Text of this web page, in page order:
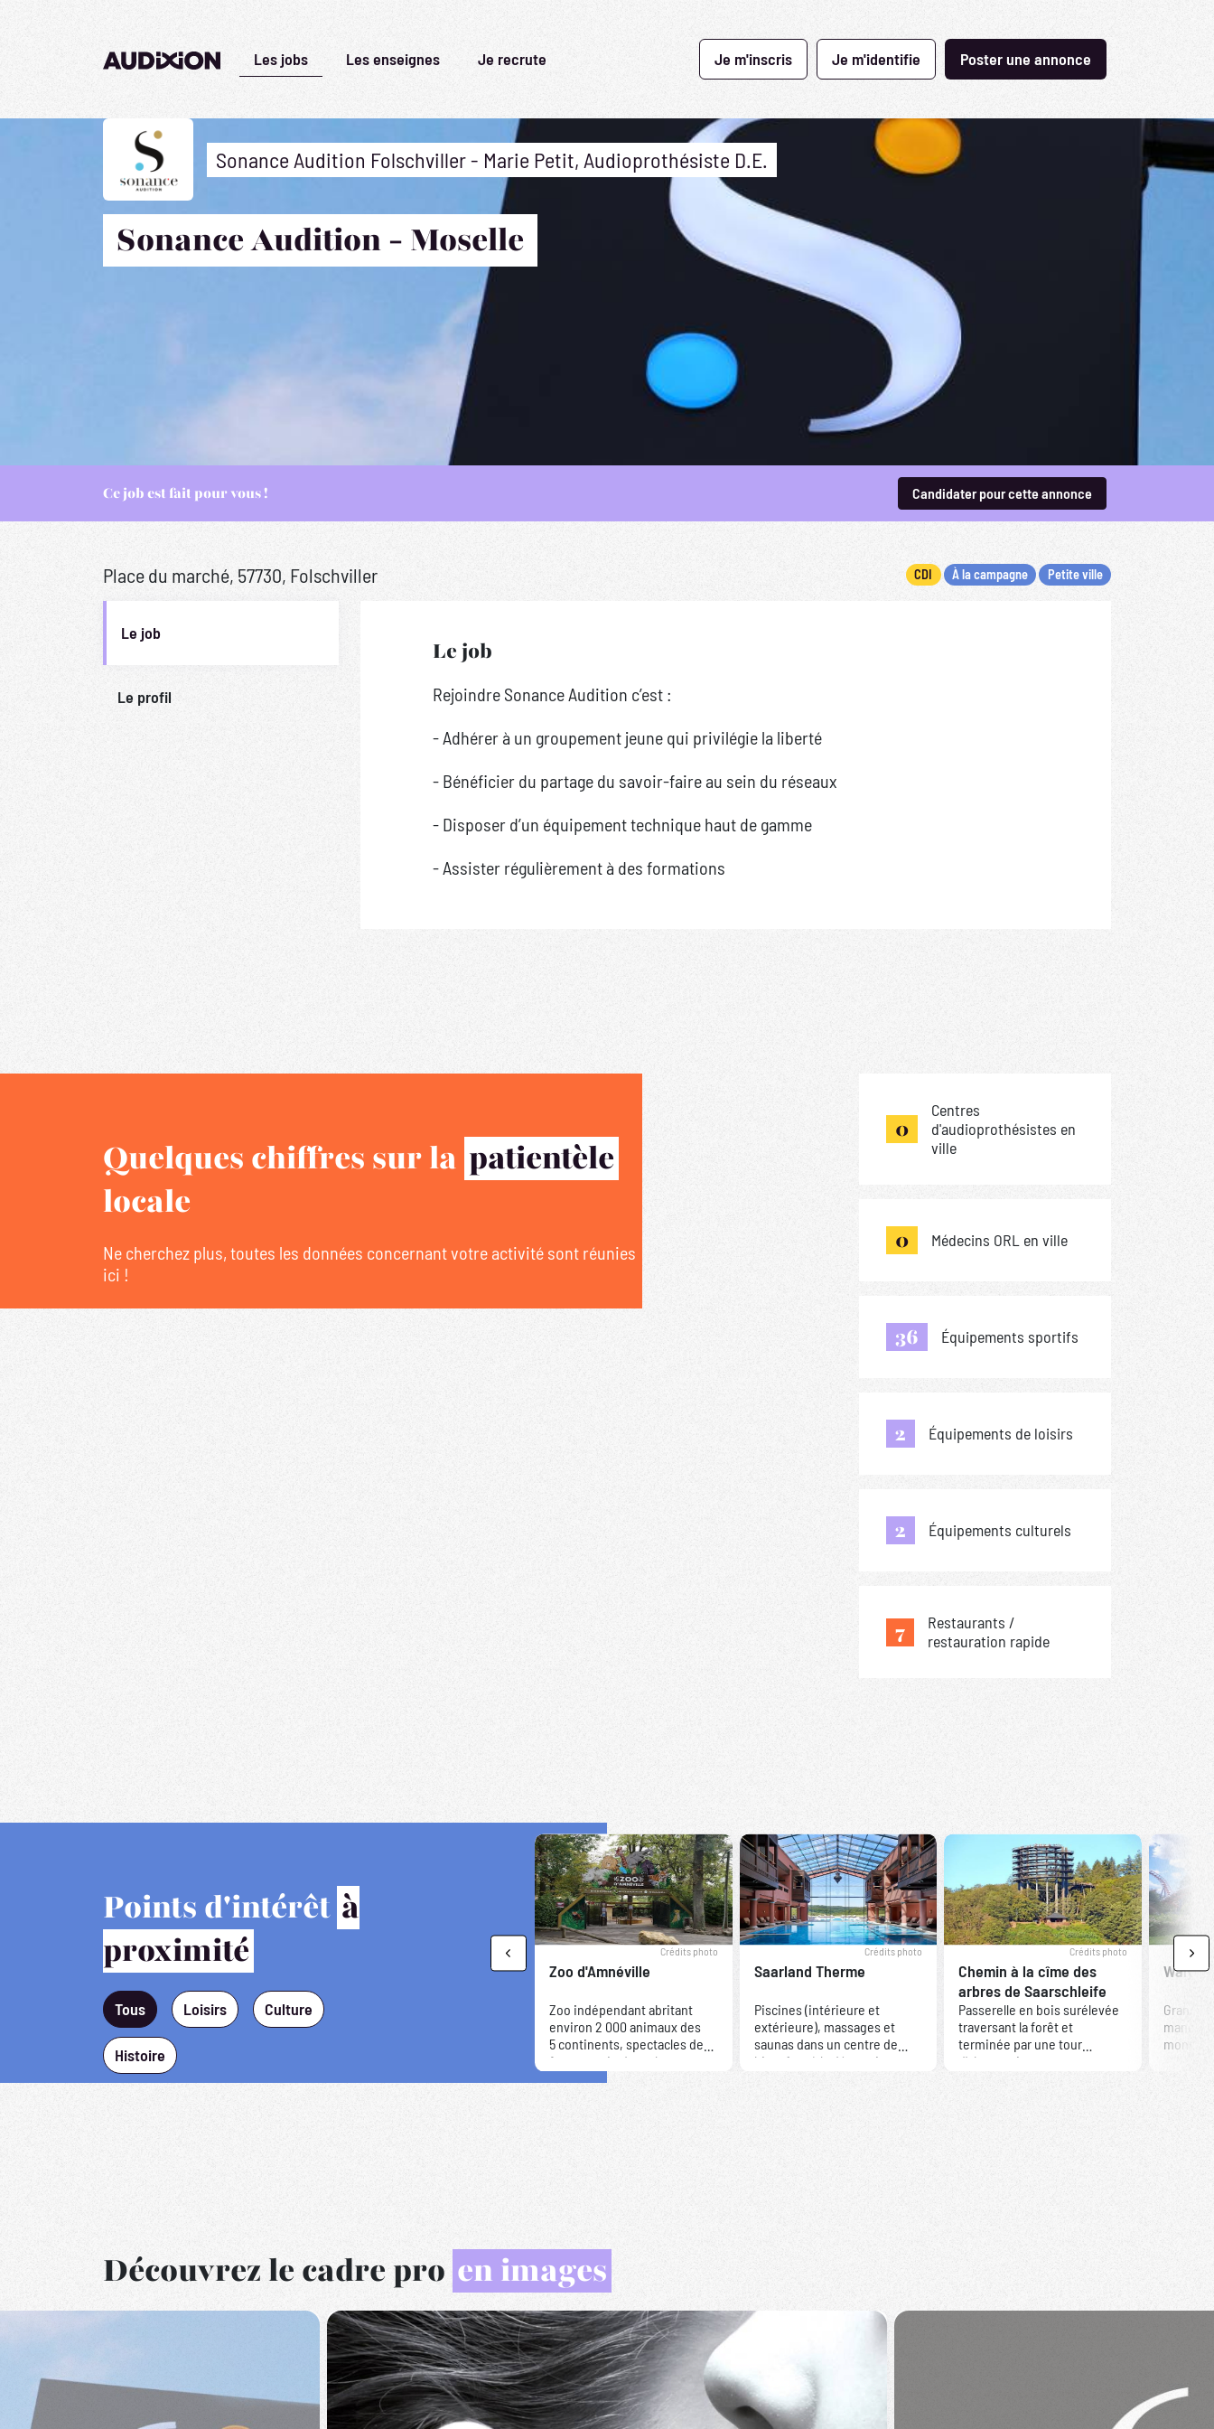
Les jobs Les enseignes Je recrute Je m'inscris Je m'identifie Poster une annonce
Sonance Audition Folschviller - Marie Petit, Audioprothésiste D.E.
Sonance Audition - Moselle
Ce job est fait pour vous ! Candidater pour cette annonce
Place du marché, 57730, Folschviller CDI À la campagne Petite ville
Le job
Le profil
Le job
Rejoindre Sonance Audition c’est :
- Adhérer à un groupement jeune qui privilégie la liberté
- Bénéficier du partage du savoir-faire au sein du réseaux
- Disposer d’un équipement technique haut de gamme
- Assister régulièrement à des formations
Quelques chiffres sur la patientèle
locale
Ne cherchez plus, toutes les données concernant votre activité sont réunies
ici !
0
Centres
d'audioprothésistes en
ville
0 Médecins ORL en ville
36 Équipements sportifs
2 Équipements de loisirs
2 Équipements culturels
7
Restaurants /
restauration rapide
Points d'intérêt à
proximité
Tous Loisirs Culture
Histoire
Crédits photo
Zoo d'Amnéville
Zoo indépendant abritant
environ 2 000 animaux des
5 continents, spectacles de
fauconnerie de style
Crédits photo
Saarland Therme
Piscines (intérieure et
extérieure), massages et
saunas dans un centre de
bien-être à la décoration
Crédits photo
Chemin à la cîme des
arbres de Saarschleife
Passerelle en bois surélevée
traversant la forêt et
terminée par une tour
d'observation avec vue
Grand
Previous
Découvrez le cadre pro en images